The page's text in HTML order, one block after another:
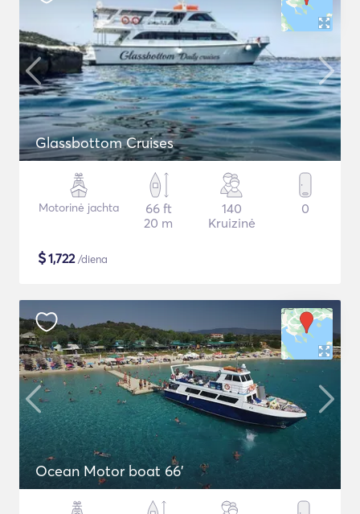
Glassbottom Cruises
Motorinė jachta
66 ft
20 m
140
Kruizinė
0
$1,722/diena
Ocean Motor boat 66'